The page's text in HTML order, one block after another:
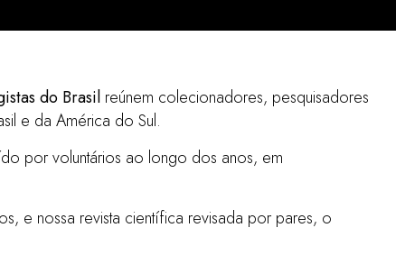
doce -
do Brasil reúnem colecionadores, pesquisadores
e da América do Sul.
por voluntários ao longo dos anos, em
e nossa revista científica revisada por pares, o